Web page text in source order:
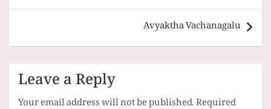
Avyaktha Vachanagalu
Leave a Reply
Your email address will not be published.Required